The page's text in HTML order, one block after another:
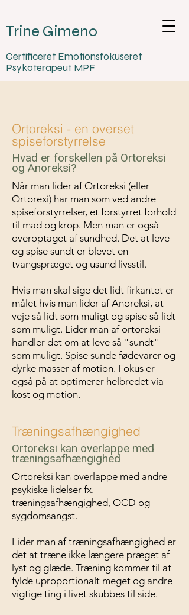
Trine Gimeno
Certificeret Emotionsfokuseret
Psykoterapeut MPF
Ortoreksi - en overset
spiseforstyrrelse
Hvad er forskellen på Ortoreksi
og Anoreksi?
Når man lider af Ortoreksi (eller
Ortorexi) har man som ved andre
spiseforstyrrelser, et forstyrret forhold
til mad og krop. Men man er også
overoptaget af sundhed. Det at leve
og spise sundt er blevet en
tvangspræget og usund livsstil.
Hvis man skal sige det lidt firkantet er
målet hvis man lider af Anoreksi, at
veje så lidt som muligt og spise så lidt
som muligt. Lider man af ortoreksi
handler det om at leve så "sundt"
som muligt. Spise sunde fødevarer og
dyrke masser af motion. Fokus er
også på at optimerer helbredet via
kost og motion.
Træningsafhængighed
Ortoreksi kan overlappe med
træningsafhængighed
Ortoreksi kan overlappe med andre
psykiske lidelser fx.
træningsafhængighed, OCD og
sygdomsangst.
Lider man af træningsafhængighed er
det at træne ikke længere præget af
lyst og glæde. Træning kommer til at
fylde uproportionalt meget og andre
vigtige ting i livet skubbes til side.